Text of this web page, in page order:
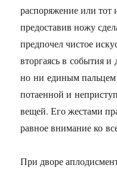
распоряжение или тот
предоставив ножу
предпочел чистое
вторгаясь в события и
но ни единым пальцем
потаенной и
вещей. Его жестами
равное внимание ко
При дворе